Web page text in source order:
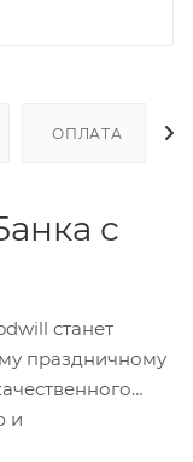
ОПЛАТА
с
станет
праздничному
и